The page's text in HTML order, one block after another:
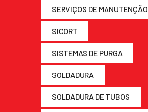
SERVIÇOS DE MANUTENÇÃO
SICORT
SISTEMAS DE PURGA
SOLDADURA
SOLDADURA DE TUBOS